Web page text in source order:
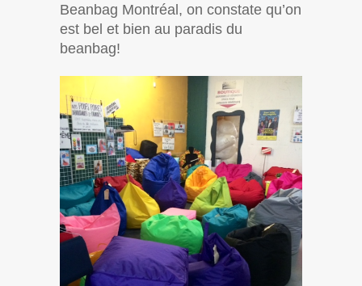
Beanbag Montréal, on constate qu’on
est bel et bien au paradis du
beanbag!